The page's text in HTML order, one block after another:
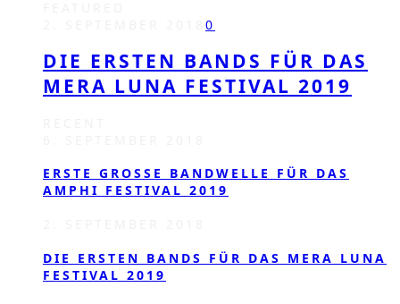
0
DIE ERSTEN BANDS FÜR DAS
MERA LUNA FESTIVAL 2019
ERSTE GROSSE BANDWELLE FÜR DAS A
MPHI FESTIVAL 2019
DIE ERSTEN BANDS FÜR DAS MERA LUNA
FESTIVAL 2019